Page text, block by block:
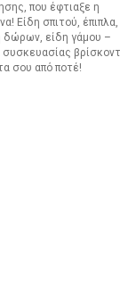
που έφτιαξε η
Είδη σπιτού, έπιπλα,
δώρων, είδη γάμου –
συσκευασίας
σου από ποτέ!